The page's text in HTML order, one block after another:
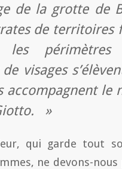
de la grotte de
de territoires
les
visages
accompagnent le
»
qui garde tout
ne devons-